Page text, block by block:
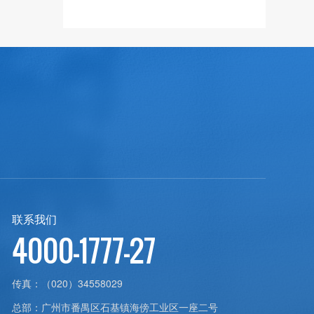
联系我们
4000-1777-27
传真：
（020）34558029
总部： 广州市番禺区石基镇海傍工业区一座二号